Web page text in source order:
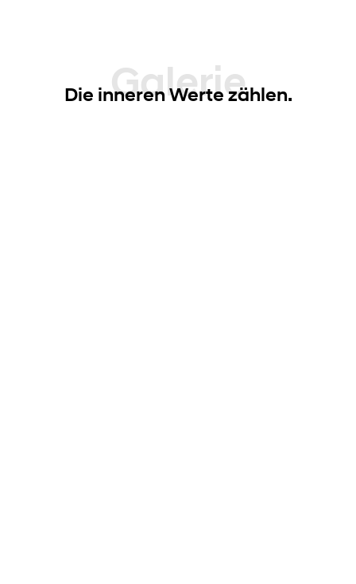
Galerie
Die inneren Werte zählen.